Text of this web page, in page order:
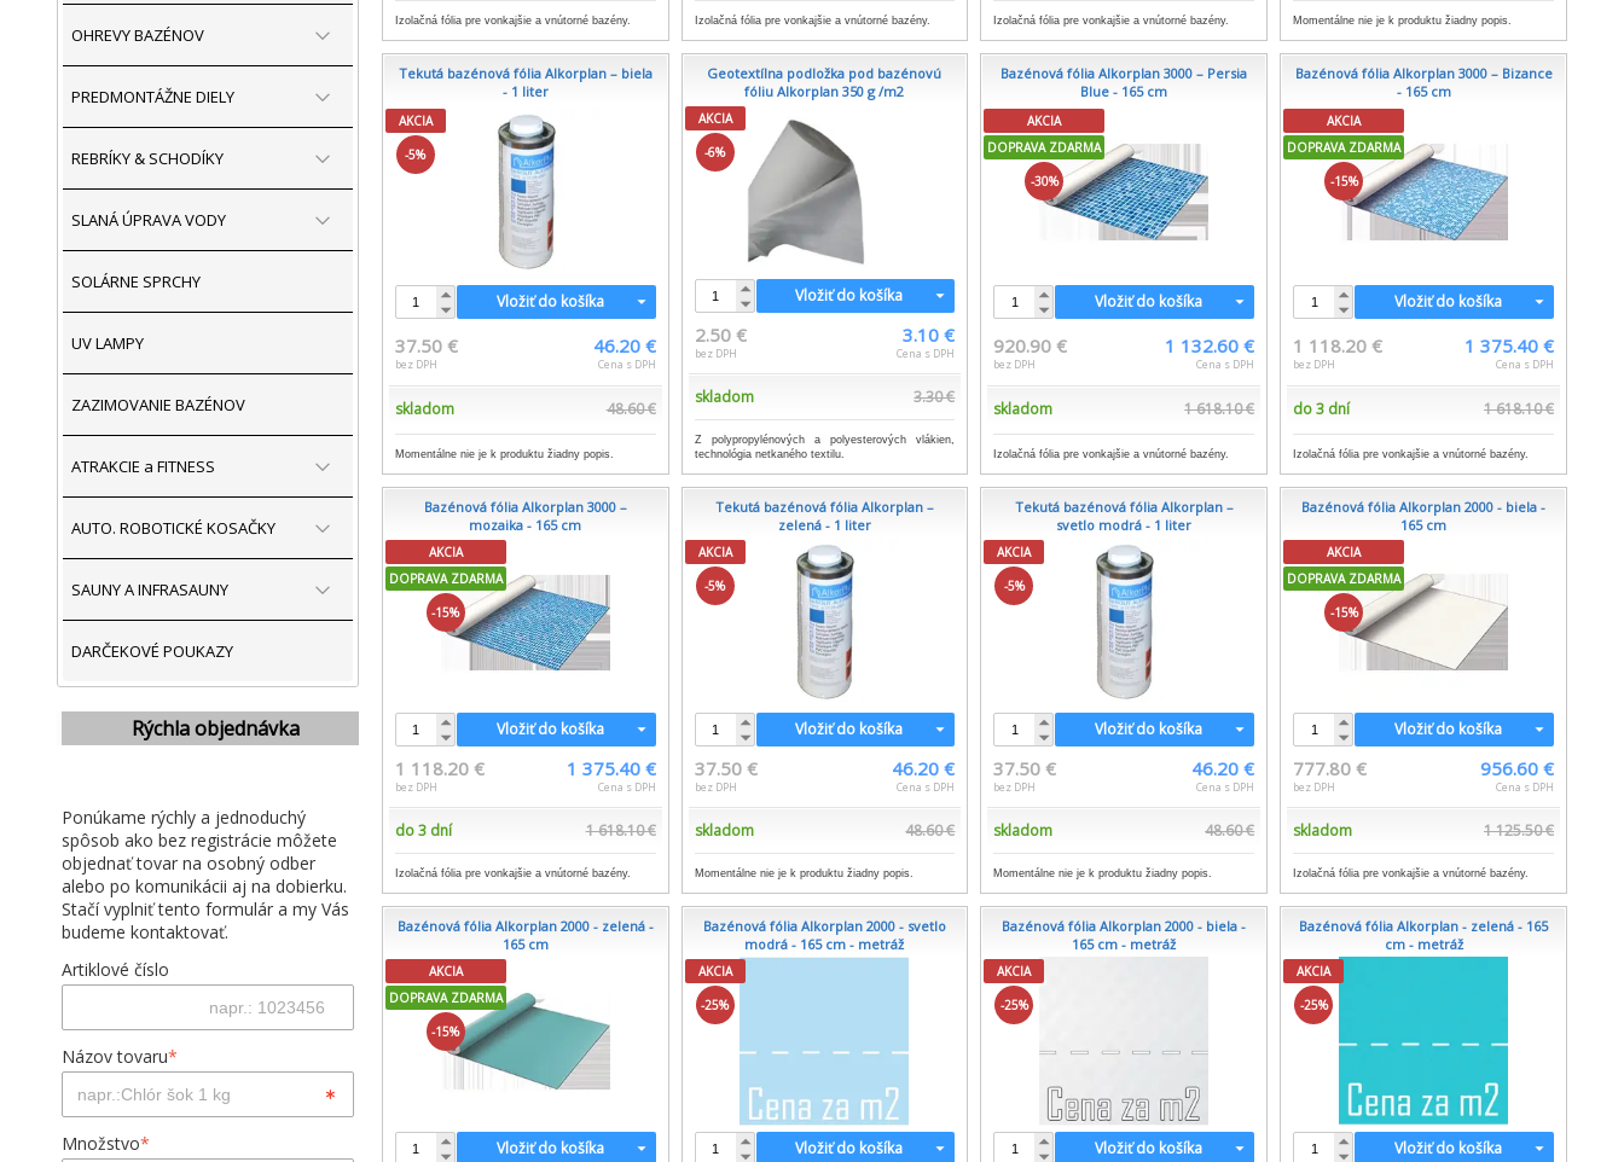
OHREVY BAZÉNOV
PREDMONTÁŽNE DIELY
REBRÍKY & SCHODÍKY
SLANÁ ÚPRAVA VODY
SOLÁRNE SPRCHY
UV LAMPY
ZAZIMOVANIE BAZÉNOV
ATRAKCIE a FITNESS
AUTO. ROBOTICKÉ KOSAČKY
SAUNY A INFRASAUNY
DARČEKOVÉ POUKAZY
Rýchla objednávka
Ponúkame rýchly a jednoduchý
spôsob ako bez registrácie môžete
objednať tovar na osobný odber
alebo po komunikácii aj na dobierku.
Stačí vyplniť tento formulár a my Vás
budeme kontaktovať.
Artiklové číslo
Názov tovaru*
Množstvo*
Izolačná fólia pre vonkajšie a vnútorné bazény. Izolačná fólia pre vonkajšie a vnútorné bazény. Izolačná fólia pre vonkajšie a vnútorné bazény. Momentálne nie je k produktu žiadny popis.
Tekutá bazénová fólia Alkorplan – biela
- 1 liter
AKCIA
-5%
Vložiť do košíka
37.50 €
bez DPH
46.20 €
Cena s DPH
skladom 48.60 €
Momentálne nie je k produktu žiadny popis.
Geotextílna podložka pod bazénovú
fóliu Alkorplan 350 g /m2
AKCIA
-6%
Vložiť do košíka
2.50 €
bez DPH
3.10 €
Cena s DPH
skladom 3.30 €
Z polypropylénových a polyesterových vlákien,
technológia netkaného textilu.
Bazénová fólia Alkorplan 3000 – Persia
Blue - 165 cm
AKCIA
DOPRAVA ZDARMA
-30%
Vložiť do košíka
920.90 €
bez DPH
1 132.60 €
Cena s DPH
skladom 1 618.10 €
Izolačná fólia pre vonkajšie a vnútorné bazény.
Bazénová fólia Alkorplan 3000 – Bizance
- 165 cm
AKCIA
DOPRAVA ZDARMA
-15%
Vložiť do košíka
1 118.20 €
bez DPH
1 375.40 €
Cena s DPH
do 3 dní 1 618.10 €
Izolačná fólia pre vonkajšie a vnútorné bazény.
Bazénová fólia Alkorplan 3000 –
mozaika - 165 cm
AKCIA
DOPRAVA ZDARMA
-15%
Vložiť do košíka
1 118.20 €
bez DPH
1 375.40 €
Cena s DPH
do 3 dní 1 618.10 €
Izolačná fólia pre vonkajšie a vnútorné bazény.
Tekutá bazénová fólia Alkorplan –
zelená - 1 liter
AKCIA
-5%
Vložiť do košíka
37.50 €
bez DPH
46.20 €
Cena s DPH
skladom 48.60 €
Momentálne nie je k produktu žiadny popis.
Tekutá bazénová fólia Alkorplan –
svetlo modrá - 1 liter
AKCIA
-5%
Vložiť do košíka
37.50 €
bez DPH
46.20 €
Cena s DPH
skladom 48.60 €
Momentálne nie je k produktu žiadny popis.
Bazénová fólia Alkorplan 2000 - biela -
165 cm
AKCIA
DOPRAVA ZDARMA
-15%
Vložiť do košíka
777.80 €
bez DPH
956.60 €
Cena s DPH
skladom 1 125.50 €
Izolačná fólia pre vonkajšie a vnútorné bazény.
Bazénová fólia Alkorplan 2000 - zelená -
165 cm
AKCIA
DOPRAVA ZDARMA
-15%
Vložiť do košíka
Bazénová fólia Alkorplan 2000 - svetlo
modrá - 165 cm - metráž
AKCIA
-25%
Vložiť do košíka
Bazénová fólia Alkorplan 2000 - biela -
165 cm - metráž
AKCIA
-25%
Vložiť do košíka
Bazénová fólia Alkorplan - zelená - 165
cm - metráž
AKCIA
-25%
Vložiť do košíka